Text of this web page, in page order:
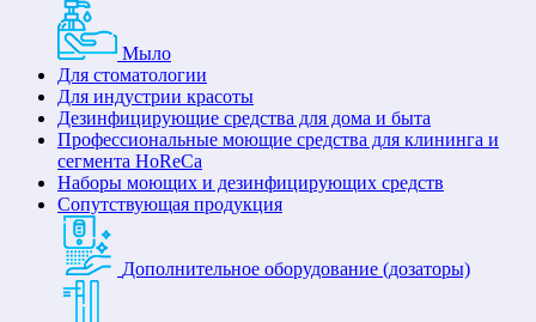
Мыло
Для стоматологии
Для индустрии красоты
Дезинфицирующие средства для дома и быта
Профессиональные моющие средства для клининга и
сегмента HoReCa
Наборы моющих и дезинфицирующих средств
Сопутствующая продукция
Дополнительное оборудование (дозаторы)